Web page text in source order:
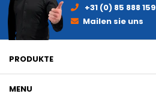
+31 (0) 85 888
Mailen sie uns
PRODUKTE
MENU